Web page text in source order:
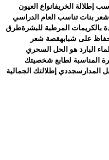
إطلالة الخريفانواع العيون
بنات تناسب العام الدراسي
بالكريمات المرطبة للبشرةطرق
على شبابهقصة شعر
البارد هو الحل السحري
المناسبة لطابع شخصيتك
المدارسجددي إطلالتك الجمالية